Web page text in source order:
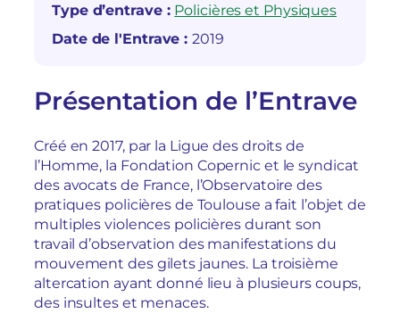
Type d’entrave : Policières et Physiques
Date de l'Entrave : 2019
Présentation de l’Entrave
Créé en 2017, par la Ligue des droits de
l’Homme, la Fondation Copernic et le syndicat
des avocats de France, l’Observatoire des
pratiques policières de Toulouse a fait l’objet de
multiples violences policières durant son
travail d’observation des manifestations du
mouvement des gilets jaunes. La troisième
altercation ayant donné lieu à plusieurs coups,
des insultes et menaces.